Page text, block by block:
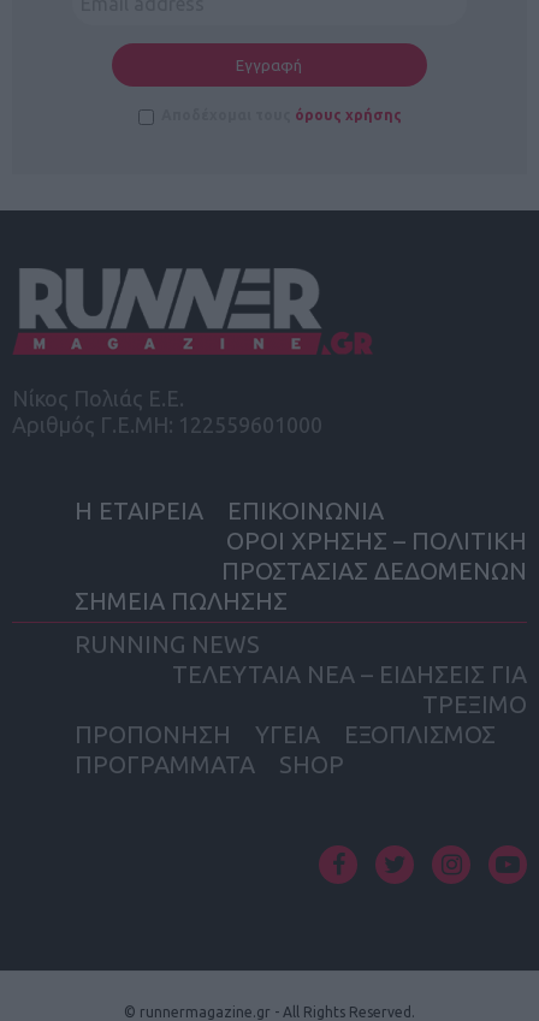
όρους χρήσης
Νίκος Πολιάς Ε.Ε.
Αριθμός Γ.Ε.ΜΗ: 122559601000
Η ΕΤΑΙΡΕΙΑ
ΕΠΙΚΟΙΝΩΝΙΑ
ΟΡΟΙ ΧΡΗΣΗΣ – ΠΟΛΙΤΙΚΗ
ΠΡΟΣΤΑΣΙΑΣ ΔΕΔΟΜΕΝΩΝ
ΣΗΜΕΙΑ ΠΩΛΗΣΗΣ
RUNNING NEWS
ΤΕΛΕΥΤΑΙΑ ΝΕΑ – ΕΙΔΗΣΕΙΣ ΓΙΑ
ΤΡΕΞΙΜΟ
ΠΡΟΠΟΝΗΣΗ
ΥΓΕΙΑ
ΕΞΟΠΛΙΣΜΟΣ
ΠΡΟΓΡΑΜΜΑΤΑ
SHOP
© runnermagazine.gr - All Rights Reserved.